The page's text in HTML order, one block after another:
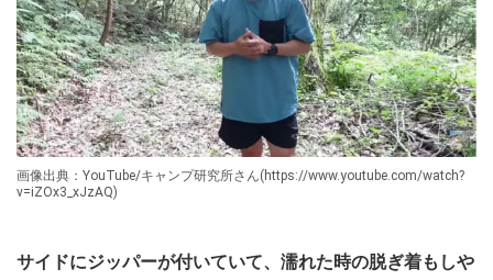
画像出典：YouTube/キャンプ研究所さん(https://www.youtube.com/watch?
v=iZOx3_xJzAQ)
サイドにジッパーが付いていて、濡れた時の脱ぎ着もしや